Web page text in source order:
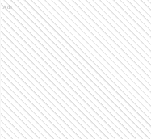
Ads